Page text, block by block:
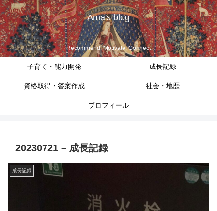
Ama's blog
Recommend, Motivate, Connect
子育て・能力開発 成長記録
資格取得・答案作成 社会・地歴
プロフィール
20230721 – 成長記録
成長記録